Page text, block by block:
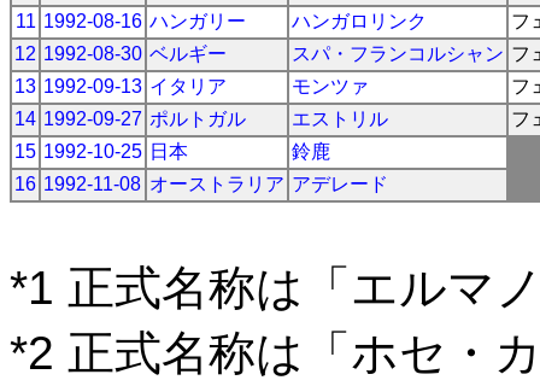
11 1992-08-16 ハンガリー ハンガロリンク
フ
12 1992-08-30 ベルギー スパ・フランコルシャン フ
13 1992-09-13 イタリア モンツァ
フ
14 1992-09-27 ポルトガル エストリル
フ
15 1992-10-25 日本
鈴鹿
16 1992-11-08 オーストラリア アデレード
*1 正式名称は「エルマ
*2 正式名称は「ホセ・